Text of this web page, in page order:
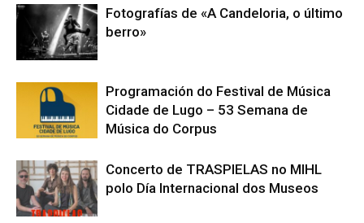
Fotografías de «A Candeloria, o último
berro»
Programación do Festival de Música
Cidade de Lugo – 53 Semana de
Música do Corpus
Concerto de TRASPIELAS no MIHL
polo Día Internacional dos Museos